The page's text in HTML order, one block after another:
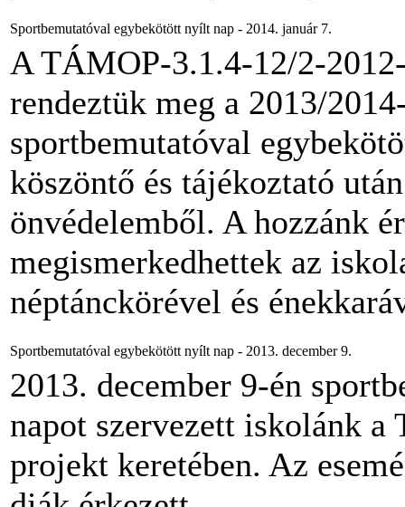
Sportbemutatóval egybekötött nyílt nap - 2014. január 7.
A TÁMOP-3.1.4-12/2-
rendeztük meg a 2013/
sportbemutatóval
köszöntő és tájékoztató
önvédelemből. A hozzánk
megismerkedhettek az
néptánckörével és
Sportbemutatóval egybekötött nyílt nap - 2013. december 9.
2013. december 9-én
napot szervezett iskolánk
projekt keretében. Az